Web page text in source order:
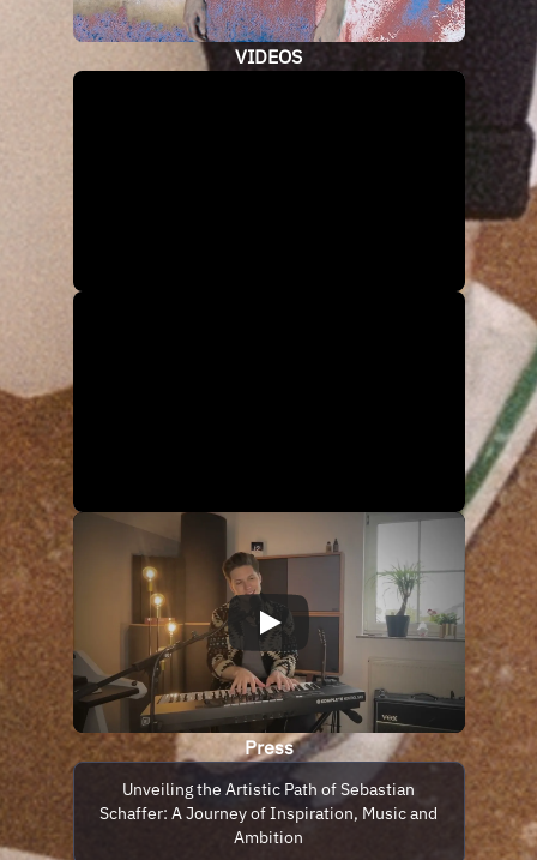
VIDEOS
Press
Unveiling the Artistic Path of Sebastian
Schaffer: A Journey of Inspiration, Music and
Ambition